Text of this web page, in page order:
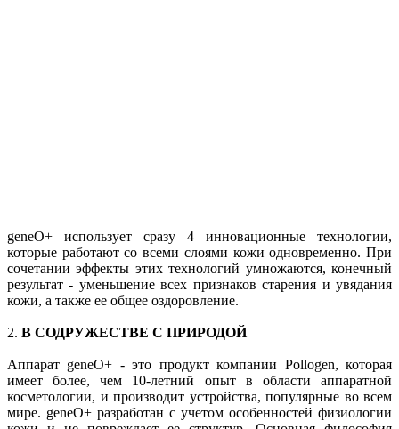
geneO+ использует сразу 4 инновационные технологии,
которые работают со всеми слоями кожи одновременно. При
сочетании эффекты этих технологий умножаются, конечный
результат - уменьшение всех признаков старения и увядания
кожи, а также ее общее оздоровление.
2. В СОДРУЖЕСТВЕ С ПРИРОДОЙ
Аппарат geneO+ - это продукт компании Pollogen, которая
имеет более, чем 10-летний опыт в области аппаратной
косметологии, и производит устройства, популярные во всем
мире. geneO+ разработан с учетом особенностей физиологии